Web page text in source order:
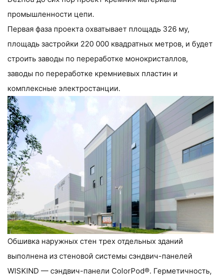
промышленности цепи.
Первая фаза проекта охватывает площадь 326 му,
площадь застройки 220 000 квадратных метров, и будет
строить заводы по переработке монокристаллов,
заводы по переработке кремниевых пластин и
комплексные электростанции.
Обшивка наружных стен трех отдельных зданий
выполнена из стеновой системы сэндвич-панелей
WISKIND — сэндвич-панели ColorPod®. Герметичность,